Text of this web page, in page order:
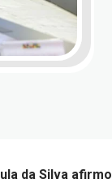
da Silva